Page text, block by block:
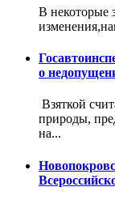
В некоторые
о
Взяткой
природы,
на...